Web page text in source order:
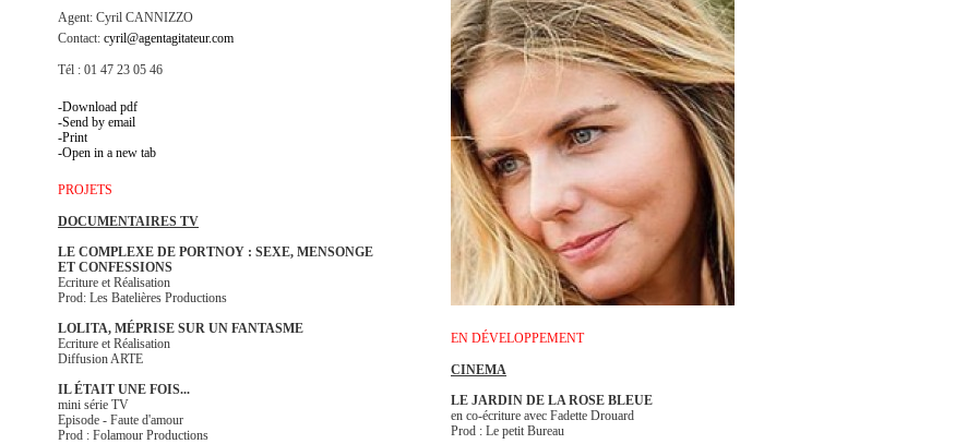
Agent: Cyril CANNIZZO
Contact: cyril@agentagitateur.com
Tél : 01 47 23 05 46
Download pdf
Send by email
Print
Open in a new tab
PROJETS
DOCUMENTAIRES TV
LE COMPLEXE DE PORTNOY : SEXE, MENSONGE
ET CONFESSIONS
Ecriture et Réalisation
Prod: Les Batelières Productions
LOLITA, MÉPRISE SUR UN FANTASME
Ecriture et Réalisation
Diffusion ARTE
IL ÉTAIT UNE FOIS...
mini série TV
Episode - Faute d'amour
Prod : Folamour Productions
EN DÉVELOPPEMENT
CINEMA
LE JARDIN DE LA ROSE BLEUE
en co-écriture avec Fadette Drouard
Prod : Le petit Bureau